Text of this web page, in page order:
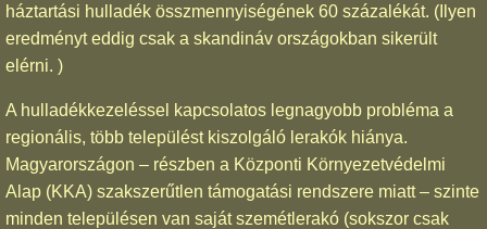
háztartási hulladék összmennyiségének 60 százalékát. (Ilyen
eredményt eddig csak a skandináv országokban sikerült
elérni. )
A hulladékkezeléssel kapcsolatos legnagyobb probléma a
regionális, több települést kiszolgáló lerakók hiánya.
Magyarországon – részben a Központi Környezetvédelmi
Alap (KKA) szakszerűtlen támogatási rendszere miatt – szinte
minden településen van saját szemétlerakó (sokszor csak